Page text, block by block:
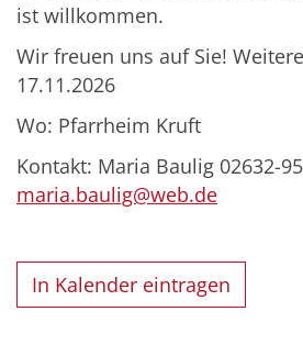
ist willkommen.
Wir freuen uns auf Sie!
17.11.2026
Wo: Pfarrheim Kruft
Kontakt: Maria Baulig 02632-
maria.baulig@web.de
In Kalender eintragen